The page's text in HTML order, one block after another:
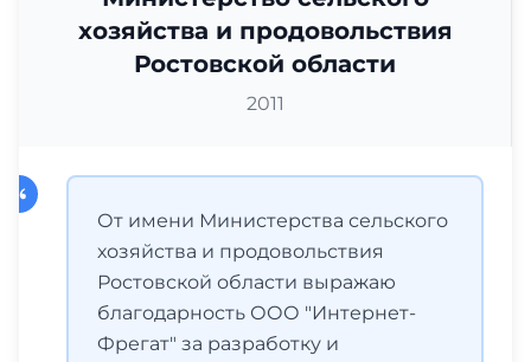
хозяйства и продовольствия
Ростовской области
2011
От имени Министерства сельского
хозяйства и продовольствия
Ростовской области выражаю
благодарность ООО "Интернет-
Фрегат" за разработку и